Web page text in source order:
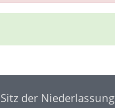
Sitz der Niederlassung